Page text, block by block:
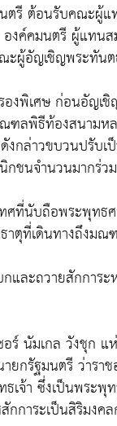
รี ต้อนรับคณะผู้แ
งค์คมนตรี ผู้แทนส
ะผู้อัญเชิญพระทัน
งพิเศษ ก่อนอัญเ
ลพิธีท้องสนามห
กล่าวขบวนปรับเ
ชนจำนวนมากร่ว
ที่นับถือพระพุทธ
ตุที่เดินทางถึงมณ
ละถวายสักการ
ร์ นัมเกล วังชุก
กรัฐมนตรี ว่ารา
จ้า ซึ่งเป็นพระพุ
การะเป็นสิริมงคล